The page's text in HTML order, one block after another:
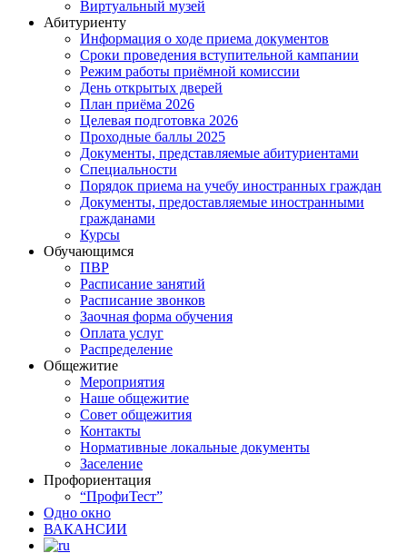
Виртуальный музей
Абитуриенту
Информация о ходе приема документов
Сроки проведения вступительной кампании
Режим работы приёмной комиссии
День открытых дверей
План приёма 2026
Целевая подготовка 2026
Проходные баллы 2025
Документы, представляемые абитуриентами
Специальности
Порядок приема на учебу иностранных граждан
Документы, предоставляемые иностранными
гражданами
Курсы
Обучающимся
ПВР
Расписание занятий
Расписание звонков
Заочная форма обучения
Оплата услуг
Распределение
Общежитие
Мероприятия
Наше общежитие
Совет общежития
Контакты
Нормативные локальные документы
Заселение
Профориентация
“ПрофиТест”
Одно окно
ВАКАНСИИ